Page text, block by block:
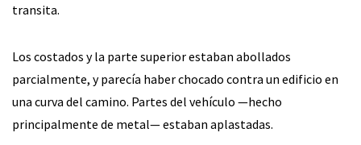
transita.
Los costados y la parte superior estaban abollados
parcialmente, y parecía haber chocado contra un edificio en
una curva del camino. Partes del vehículo —hecho
principalmente de metal— estaban aplastadas.